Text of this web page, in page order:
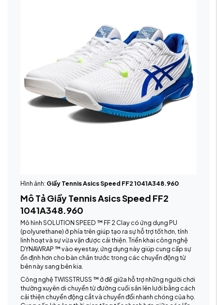
Hình ảnh: Giầy Tennis Asics Speed FF2 1041A348.960
Mô Tả Giầy Tennis Asics Speed FF2
1041A348.960
Mô hình SOLUTION SPEED ™ FF 2 Clay có ứng dụng PU
(polyurethane) ở phía trên giúp tạo ra sự hỗ trợ tốt hơn, tính
linh hoạt và sự vừa vặn được cải thiện. Triển khai công nghệ
DYNAWRAP ™ vào eyestay, ứng dụng này giúp cung cấp sự
ổn định hơn cho bàn chân trước trong các chuyển động từ
bên này sang bên kia.
Công nghệ TWISSTRUSS ™ ở đế giữa hỗ trợ những người chơi
thường xuyên di chuyển từ đường cuối sân lên lưới bằng cách
cải thiện chuyển động cắt và chuyển đổi nhanh chóng của họ.